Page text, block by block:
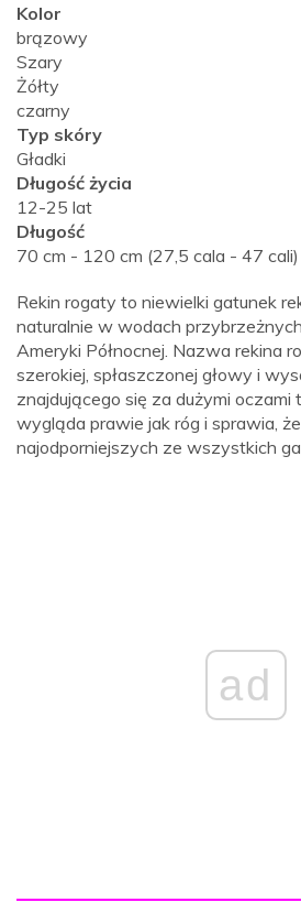
Kolor
brązowy
Szary
Żółty
czarny
Typ skóry
Gładki
Długość życia
12-25 lat
Długość
70 cm - 120 cm (27,5 cala - 47 cali)
Rekin rogaty to niewielki gatunek
naturalnie w wodach
Ameryki Północnej. Nazwa rekina
szerokiej, spłaszczonej głowy i
znajdującego się za dużymi oczami
wygląda prawie jak róg i sprawia,
najodporniejszych ze wszystkich
ad